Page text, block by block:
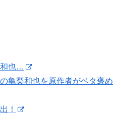
和也…
亀梨和也を原作者がベタ褒め
！